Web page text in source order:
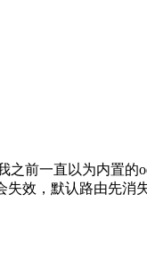
之前一直以为内置的
效，默认路由先消